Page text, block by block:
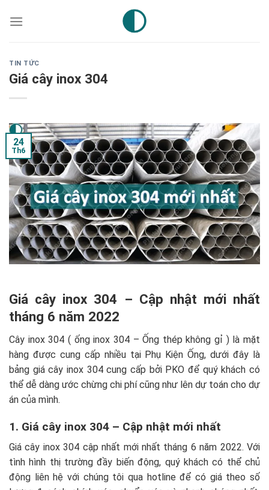
TIN TỨC
Giá cây inox 304
24
Th6
Giá cây inox 304 – Cập nhật mới nhất
tháng 6 năm 2022
Cây inox 304 ( ống inox 304 – Ống thép không gỉ ) là mặt
hàng được cung cấp nhiều tại Phụ Kiện Ống, dưới đây là
bảng giá cây inox 304 cung cấp bởi PKO để quý khách có
thể dễ dàng ước chừng chi phí cũng như lên dự toán cho dự
án của mình.
1. Giá cây inox 304 – Cập nhật mới nhất
Giá cây inox 304 cập nhất mới nhất tháng 6 năm 2022. Với
tình hình thị trường đầy biến động, quý khách có thể chủ
động liên hệ với chúng tôi qua hotline để có giá theo số